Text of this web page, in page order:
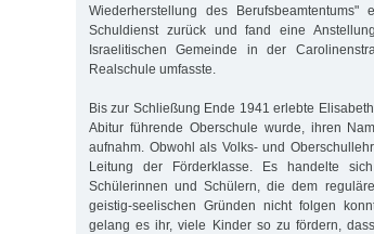
Wiederherstellung des
Schuldienst zurück und fand eine
Israelitischen Gemeinde in der
Realschule umfasste.
Bis zur Schließung Ende 1941 erlebte
Abitur führende Oberschule wurde, ihren
aufnahm. Obwohl als Volks- und
Leitung der Förderklasse. Es handelte
Schülerinnen und Schülern, die dem
geistig-seelischen Gründen nicht folgen
gelang es ihr, viele Kinder so zu fördern,